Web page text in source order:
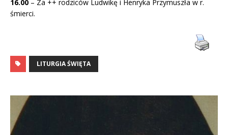
16.00 – Za ++ rodziców Ludwikę i Henryka Przymuszła w r.
śmierci.
LITURGIA ŚWIĘTA